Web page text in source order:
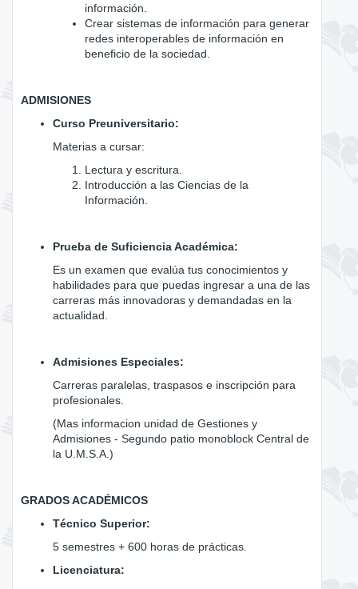
información.
Crear sistemas de información para generar
redes interoperables de información en
beneficio de la sociedad.
ADMISIONES
Curso Preuniversitario:
Materias a cursar:
Lectura y escritura.
Introducción a las Ciencias de la
Información.
Prueba de Suficiencia Académica:
Es un examen que evalúa tus conocimientos y
habilidades para que puedas ingresar a una de las
carreras más innovadoras y demandadas en la
actualidad.
Admisiones Especiales:
Carreras paralelas, traspasos e inscripción para
profesionales.
(Mas informacion unidad de Gestiones y
Admisiones - Segundo patio monoblock Central de
la U.M.S.A.)
GRADOS ACADÉMICOS
Técnico Superior:
5 semestres + 600 horas de prácticas.
Licenciatura: